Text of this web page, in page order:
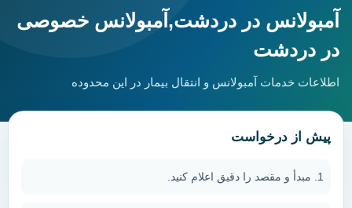
آمبولانس در دردشت,آمبولانس خصوصی
در دردشت
اطلاعات خدمات آمبولانس و انتقال بیمار در این محدوده
پیش از درخواست
مبدأ و مقصد را دقیق اعلام کنید.